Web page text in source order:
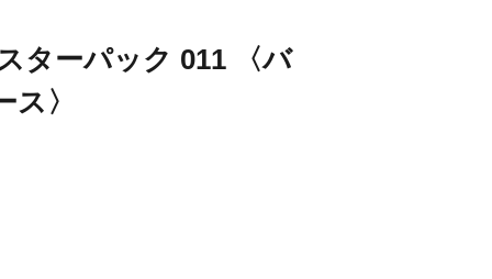
ターパック 011 〈バ
〉